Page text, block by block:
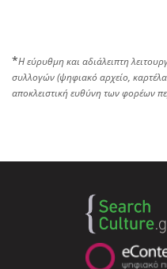
*Η εύρυθμη και αδιάλειπτη
συλλογών (ψηφιακό αρχείο,
αποκλειστική ευθύνη των φορέων